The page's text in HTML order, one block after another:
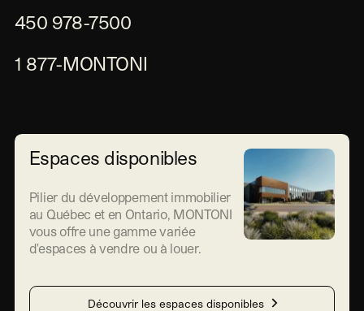
450 978-7500
1 877-MONTONI
Espaces disponibles
Pilier du développement immobilier
au Québec et en Ontario, MONTONI
vous offre une gamme variée
d'espaces à vendre ou à louer.
Découvrir les espaces disponibles